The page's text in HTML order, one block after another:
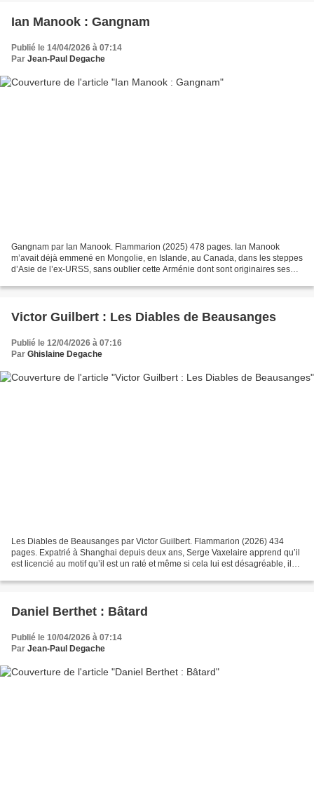
Ian Manook : Gangnam
Publié le 14/04/2026 à 07:14
Par Jean-Paul Degache
Gangnam par Ian Manook. Flammarion (2025) 478 pages. Ian Manook
m’avait déjà emmené en Mongolie, en Islande, au Canada, dans les steppes
d’Asie de l’ex-URSS, sans oublier cette Arménie dont sont originaires ses
Victor Guilbert : Les Diables de Beausanges
Publié le 12/04/2026 à 07:16
Par Ghislaine Degache
Les Diables de Beausanges par Victor Guilbert. Flammarion (2026) 434
pages. Expatrié à Shanghai depuis deux ans, Serge Vaxelaire apprend qu’il
est licencié au motif qu’il est un raté et même si cela lui est désagréable, il
Daniel Berthet : Bâtard
Publié le 10/04/2026 à 07:14
Par Jean-Paul Degache